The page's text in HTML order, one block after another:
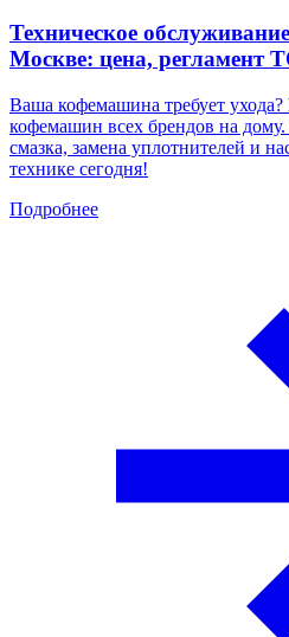
Техническое
Москве: цена, регламент
Ваша кофемашина требует
кофемашин всех брендов на
смазка, замена уплотнителей и
технике сегодня!
Подробнее